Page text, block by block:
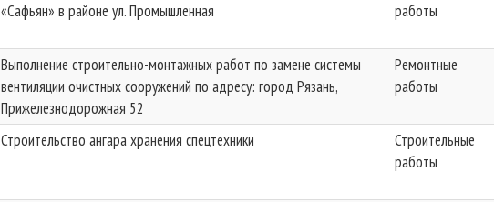
«Сафьян» в районе ул. Промышленная
работы
Выполнение строительно-монтажных работ по замене системы
вентиляции очистных сооружений по адресу: город Рязань,
Прижелезнодорожная 52
Ремонтные
работы
Строительство ангара хранения спецтехники
Строительные
работы